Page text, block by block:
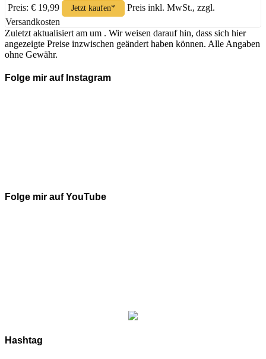
Preis: € 19,99
Jetzt kaufen*
Preis inkl. MwSt., zzgl.
Versandkosten
Zuletzt aktualisiert am um . Wir weisen darauf hin, dass sich hier
angezeigte Preise inzwischen geändert haben können. Alle Angaben
ohne Gewähr.
Folge mir auf Instagram
Folge mir auf YouTube
Hashtag